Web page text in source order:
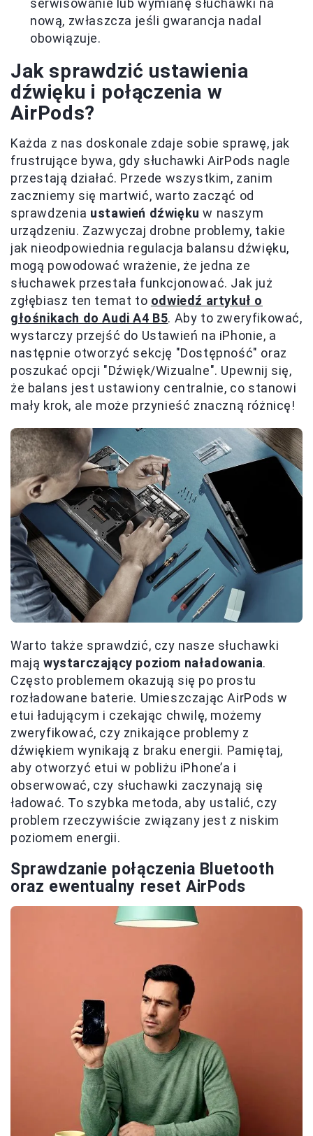
serwisowanie lub wymianę słuchawki na
nową, zwłaszcza jeśli gwarancja nadal
obowiązuje.
Jak sprawdzić ustawienia
dźwięku i połączenia w
AirPods?
Każda z nas doskonale zdaje sobie sprawę, jak
frustrujące bywa, gdy słuchawki AirPods nagle
przestają działać. Przede wszystkim, zanim
zaczniemy się martwić, warto zacząć od
sprawdzenia ustawień dźwięku w naszym
urządzeniu. Zazwyczaj drobne problemy, takie
jak nieodpowiednia regulacja balansu dźwięku,
mogą powodować wrażenie, że jedna ze
słuchawek przestała funkcjonować. Jak już
zgłębiasz ten temat to odwiedź artykuł o
głośnikach do Audi A4 B5. Aby to zweryfikować,
wystarczy przejść do Ustawień na iPhonie, a
następnie otworzyć sekcję "Dostępność" oraz
poszukać opcji "Dźwięk/Wizualne". Upewnij się,
że balans jest ustawiony centralnie, co stanowi
mały krok, ale może przynieść znaczną różnicę!
Warto także sprawdzić, czy nasze słuchawki
mają wystarczający poziom naładowania.
Często problemem okazują się po prostu
rozładowane baterie. Umieszczając AirPods w
etui ładującym i czekając chwilę, możemy
zweryfikować, czy znikające problemy z
dźwiękiem wynikają z braku energii. Pamiętaj,
aby otworzyć etui w pobliżu iPhone’a i
obserwować, czy słuchawki zaczynają się
ładować. To szybka metoda, aby ustalić, czy
problem rzeczywiście związany jest z niskim
poziomem energii.
Sprawdzanie połączenia Bluetooth
oraz ewentualny reset AirPods